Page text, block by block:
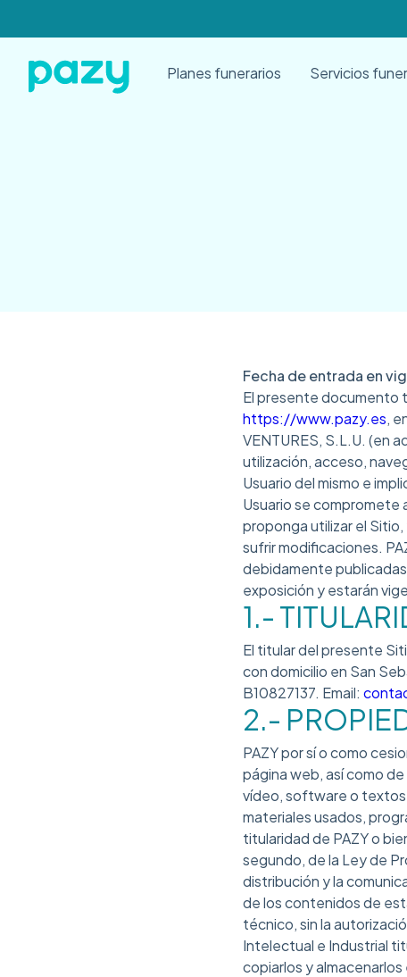
Planes funerarios Servicios
Fecha de entrada en
El presente documento
https://www.pazy.es,
VENTURES, S.L.U. (en
utilización, acceso,
Usuario del mismo e
Usuario se compromete
proponga utilizar el
sufrir modificaciones.
debidamente
exposición y estarán
1.-
El titular del presente
con domicilio en San
B10827137. Email:
2.-
PAZY por sí o como
página web, así como
vídeo, software o
materiales usados,
titularidad de PAZY o
segundo, de la Ley de
distribución y la
de los contenidos de
técnico, sin la
Intelectual e Industrial
copiarlos y